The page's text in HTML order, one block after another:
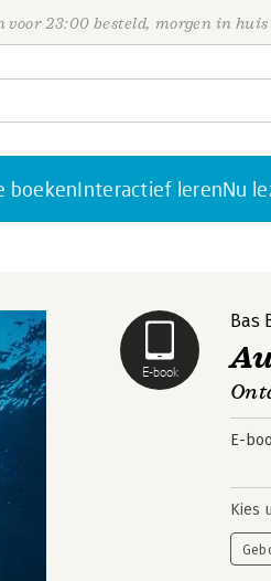
voor 23:00 besteld, morgen in huis
boekenInteractief lerenNu
E-book
Bas
E-
Kies